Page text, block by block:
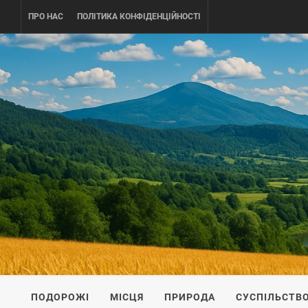
content
ПРО НАС ПОЛІТИКА КОНФІДЕНЦІЙНОСТІ
UKRAINE-
ПОДОРОЖI ПО УКРАЇНІ
ПОДОРОЖІ МІСЦЯ ПРИРОДА СУСПІЛЬСТВО